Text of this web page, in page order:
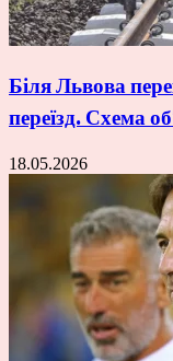
Біля Львова
переїзд. Схема
18.05.2026